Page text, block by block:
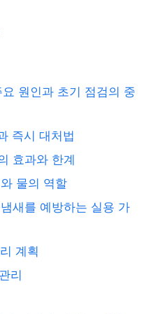
원인과 초기 점검의 중
즉시 대처법
효과와 한계
물의 역할
새를 예방하는 실용 가
계획
리